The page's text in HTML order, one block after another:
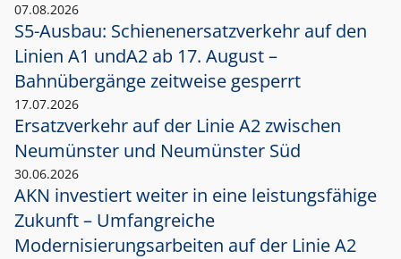
07.08.2026
S5-Ausbau: Schienenersatzverkehr auf den
Linien A1 undA2 ab 17. August –
Bahnübergänge zeitweise gesperrt
17.07.2026
Ersatzverkehr auf der Linie A2 zwischen
Neumünster und Neumünster Süd
30.06.2026
AKN investiert weiter in eine leistungsfähige
Zukunft – Umfangreiche
Modernisierungsarbeiten auf der Linie A2